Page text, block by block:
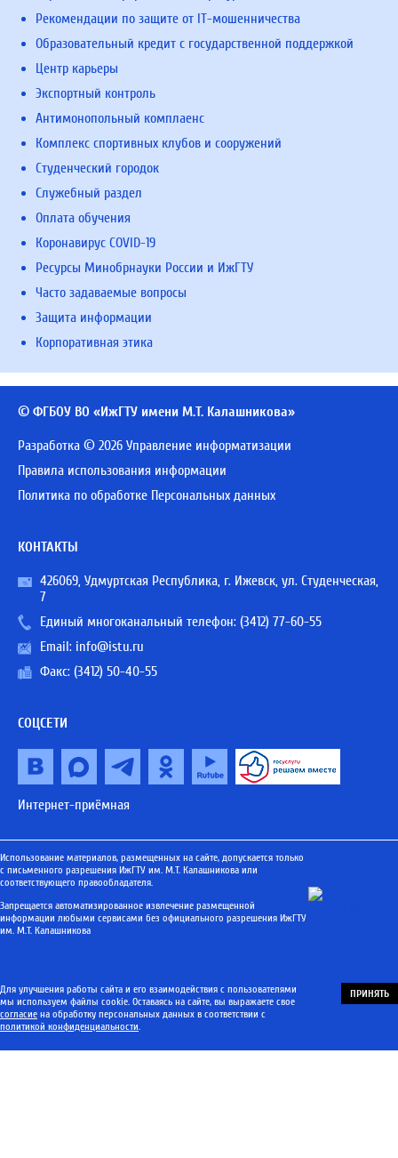
Рекомендации по защите от IT-мошенничества
Образовательный кредит с государственной поддержкой
Центр карьеры
Экспортный контроль
Антимонопольный комплаенс
Комплекс спортивных клубов и сооружений
Студенческий городок
Служебный раздел
Оплата обучения
Коронавирус COVID-19
Ресурсы Минобрнауки России и ИжГТУ
Часто задаваемые вопросы
Защита информации
Корпоративная этика
© ФГБОУ ВО «ИжГТУ имени М.Т. Калашникова»
Разработка © 2026 Управление информатизации
Правила использования информации
Политика по обработке Персональных данных
КОНТАКТЫ
426069, Удмуртская Республика, г. Ижевск, ул. Студенческая,
7
Единый многоканальный телефон: (3412) 77-60-55
Email: info@istu.ru
Факс: (3412) 50-40-55
СОЦСЕТИ
Интернет-приёмная
Использование материалов, размещенных на сайте, допускается только
с письменного разрешения ИжГТУ им. М.Т. Калашникова или
соответствующего правообладателя.
Запрещается автоматизированное извлечение размещенной
информации любыми сервисами без официального разрешения ИжГТУ
им. М.Т. Калашникова
Для улучшения работы сайта и его взаимодействия с пользователями
мы используем файлы cookie. Оставаясь на сайте, вы выражаете свое
согласие на обработку персональных данных в соответствии с
политикой конфиденциальности.
ПРИНЯТЬ